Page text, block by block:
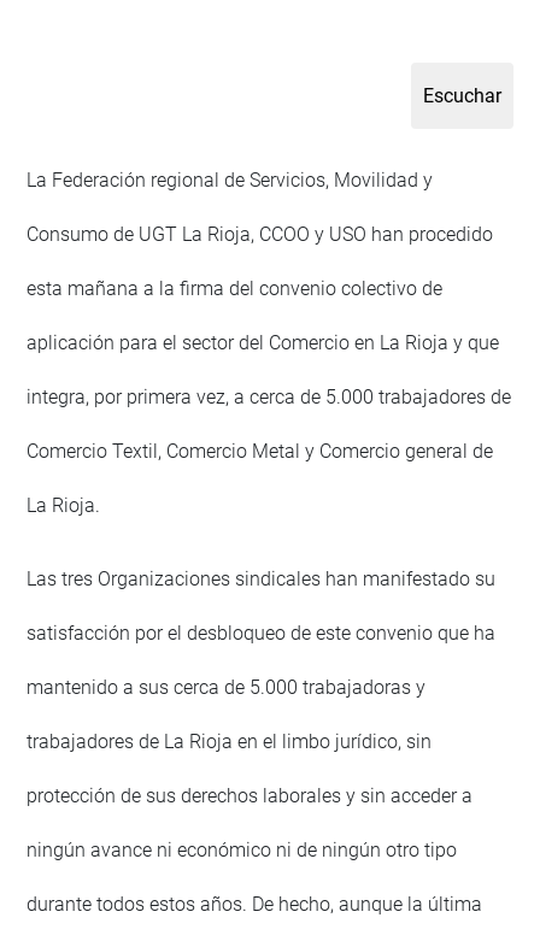
La Federación regional de Servicios, Movilidad y
Consumo de UGT La Rioja, CCOO y USO han procedido
esta mañana a la firma del convenio colectivo de
aplicación para el sector del Comercio en La Rioja y que
integra, por primera vez, a cerca de 5.000 trabajadores de
Comercio Textil, Comercio Metal y Comercio general de
La Rioja.
Las tres Organizaciones sindicales han manifestado su
satisfacción por el desbloqueo de este convenio que ha
mantenido a sus cerca de 5.000 trabajadoras y
trabajadores de La Rioja en el limbo jurídico, sin
protección de sus derechos laborales y sin acceder a
ningún avance ni económico ni de ningún otro tipo
durante todos estos años. De hecho, aunque la última